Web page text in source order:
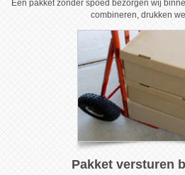
Een pakket zonder spoed bezorgen wij
combineren, drukken
Pakket versturen